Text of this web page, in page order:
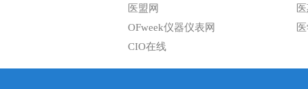
医盟网
OFweek仪器仪表网
CIO在线